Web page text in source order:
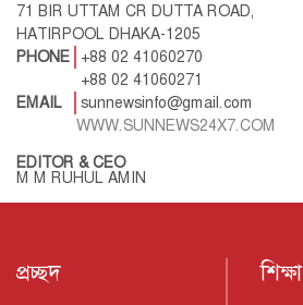
71 BIR UTTAM CR DUTTA ROAD,
HATIRPOOL DHAKA-1205
PHONE
+88 02 41060270
+88 02 41060271
EMAIL
sunnewsinfo@gmail.com
WWW.SUNNEWS24X7.COM
EDITOR & CEO
M M RUHUL AMIN
প্রচ্ছদ শিক্ষা